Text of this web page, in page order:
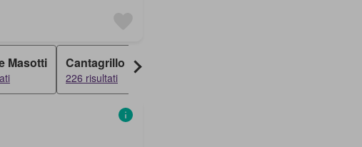
Masotti Cantagrillo
226 risultati